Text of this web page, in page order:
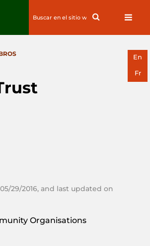
Search
En
Fr
29/2016, and last updated on
Organisations